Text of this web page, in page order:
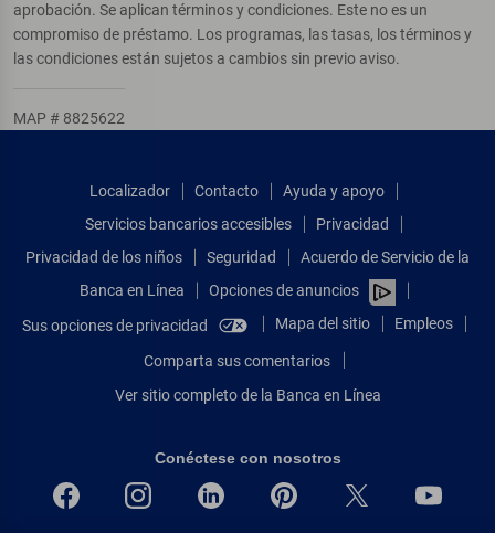
aprobación. Se aplican términos y condiciones. Este no es un
compromiso de préstamo. Los programas, las tasas, los términos y
las condiciones están sujetos a cambios sin previo aviso.
MAP # 8825622
Localizador Contacto
Ayuda y apoyo
Servicios bancarios accesibles
Privacidad
Privacidad de los niños
Seguridad
Acuerdo de Servicio de la
Banca en Línea
Opciones de anuncios
Sus opciones de privacidad
Mapa del sitio Empleos
Comparta sus comentarios
Ver sitio completo de la Banca en Línea
Conéctese con nosotros